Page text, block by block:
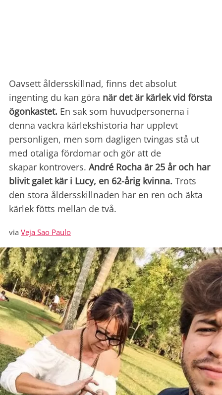
Oavsett åldersskillnad, finns det absolut
ingenting du kan göra när det är kärlek vid första
ögonkastet. En sak som huvudpersonerna i
denna vackra kärlekshistoria har upplevt
personligen, men som dagligen tvingas stå ut
med otaliga fördomar och gör att de
skapar kontrovers. André Rocha är 25 år och har
blivit galet kär i Lucy, en 62-årig kvinna. Trots
den stora åldersskillnaden har en ren och äkta
kärlek fötts mellan de två.
via Veja Sao Paulo